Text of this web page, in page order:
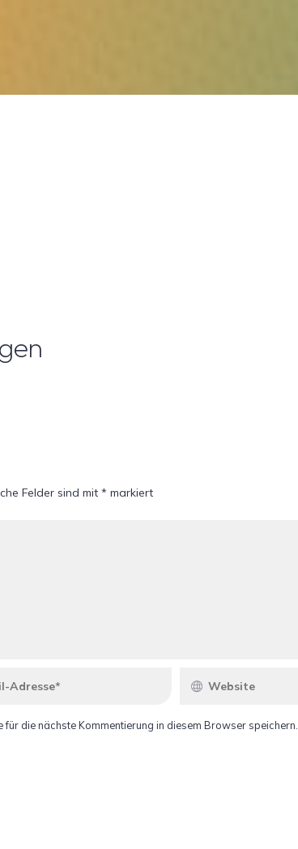
Felder sind mit * markiert
die nächste Kommentierung in diesem Browser speichern.